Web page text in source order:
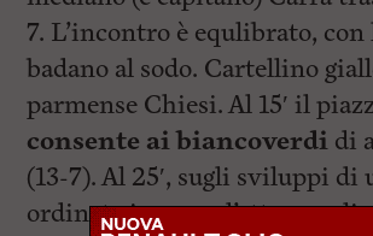
7. L’incontro è equlibrato, con
badano al sodo. Cartellino
parmense Chiesi. Al 15′ il
consente ai biancoverdi di
(13-7). Al 25′, sugli sviluppi di
ordinata in zona d’attacco, gli